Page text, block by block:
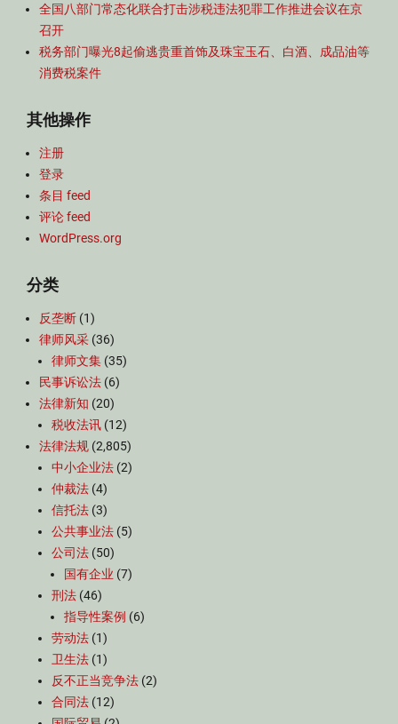
全国八部门常态化联合打击涉税违法犯罪工作推进会议在京
召开
税务部门曝光8起偷逃贵重首饰及珠宝玉石、白酒、成品油等
消费税案件
其他操作
注册
登录
条目 feed
评论 feed
WordPress.org
分类
反垄断 (1)
律师风采 (36)
律师文集 (35)
民事诉讼法 (6)
法律新知 (20)
税收法讯 (12)
法律法规 (2,805)
中小企业法 (2)
仲裁法 (4)
信托法 (3)
公共事业法 (5)
公司法 (50)
国有企业 (7)
刑法 (46)
指导性案例 (6)
劳动法 (1)
卫生法 (1)
反不正当竞争法 (2)
合同法 (12)